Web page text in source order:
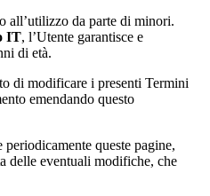
all’utilizzo da parte di minori.
IT, l’Utente garantisce e
di età.
di modificare i presenti Termini
emendando questo
queste pagine,
delle eventuali modifiche, che